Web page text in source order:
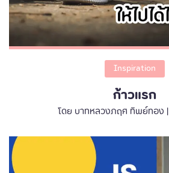
Inspiration
ก้าวแรก
โดย บาทหลวงภฤศ ทิพย์ทอง |